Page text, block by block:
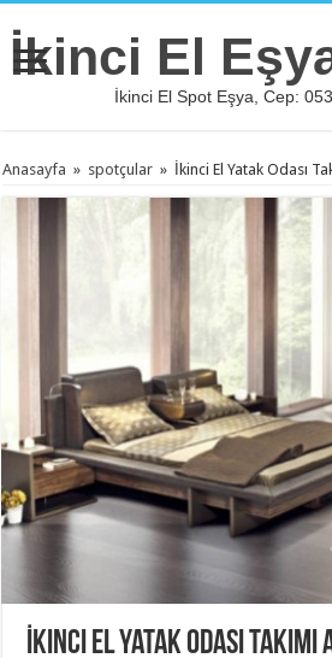
İkinci El
İkinci El Spot Eşya, Cep:
Anasayfa » spotçular » İkinci El Yatak Odası
İkinci El Yatak Odası